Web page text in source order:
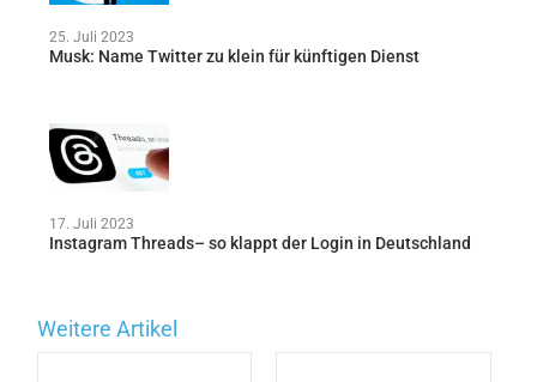
25. Juli 2023
Musk: Name Twitter zu klein für künftigen Dienst
17. Juli 2023
Instagram Threads– so klappt der Login in Deutschland
Weitere Artikel